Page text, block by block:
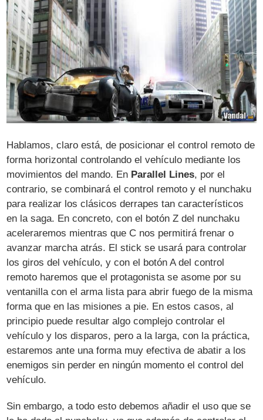
Hablamos, claro está, de posicionar el control remoto de
forma horizontal controlando el vehículo mediante los
movimientos del mando. En Parallel Lines, por el
contrario, se combinará el control remoto y el nunchaku
para realizar los clásicos derrapes tan característicos
en la saga. En concreto, con el botón Z del nunchaku
aceleraremos mientras que C nos permitirá frenar o
avanzar marcha atrás. El stick se usará para controlar
los giros del vehículo, y con el botón A del control
remoto haremos que el protagonista se asome por su
ventanilla con el arma lista para abrir fuego de la misma
forma que en las misiones a pie. En estos casos, al
principio puede resultar algo complejo controlar el
vehículo y los disparos, pero a la larga, con la práctica,
estaremos ante una forma muy efectiva de abatir a los
enemigos sin perder en ningún momento el control del
vehículo.
Sin embargo, a todo esto debemos añadir el uso que se